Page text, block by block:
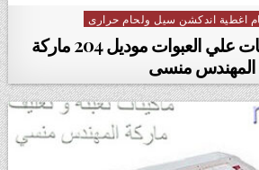
اغطية اندكشن سيل ولحام حرارى
الآلات تغليف الطبات علي العبوات موديل 204 ماركة
المهندس منسى